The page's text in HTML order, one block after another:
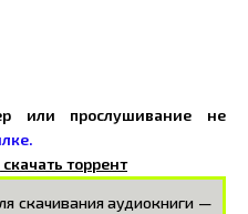
или прослушивание не
торрент
скачивания аудиокниги —